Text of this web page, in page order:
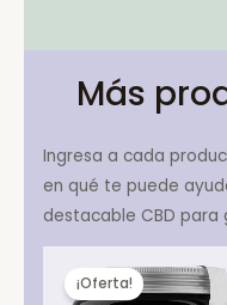
Más
Ingresa a cada
en qué te puede
destacable CBD
¡Oferta!